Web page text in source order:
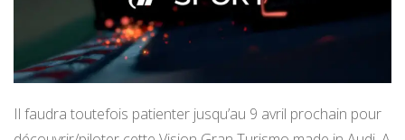
Il faudra toutefois patienter jusqu’au 9 avril prochain pour